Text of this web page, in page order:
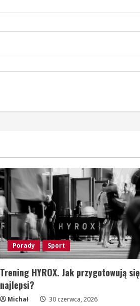
Porady Sport
Trening HYROX. Jak przygotowują się
najlepsi?
Michał 30 czerwca, 2026